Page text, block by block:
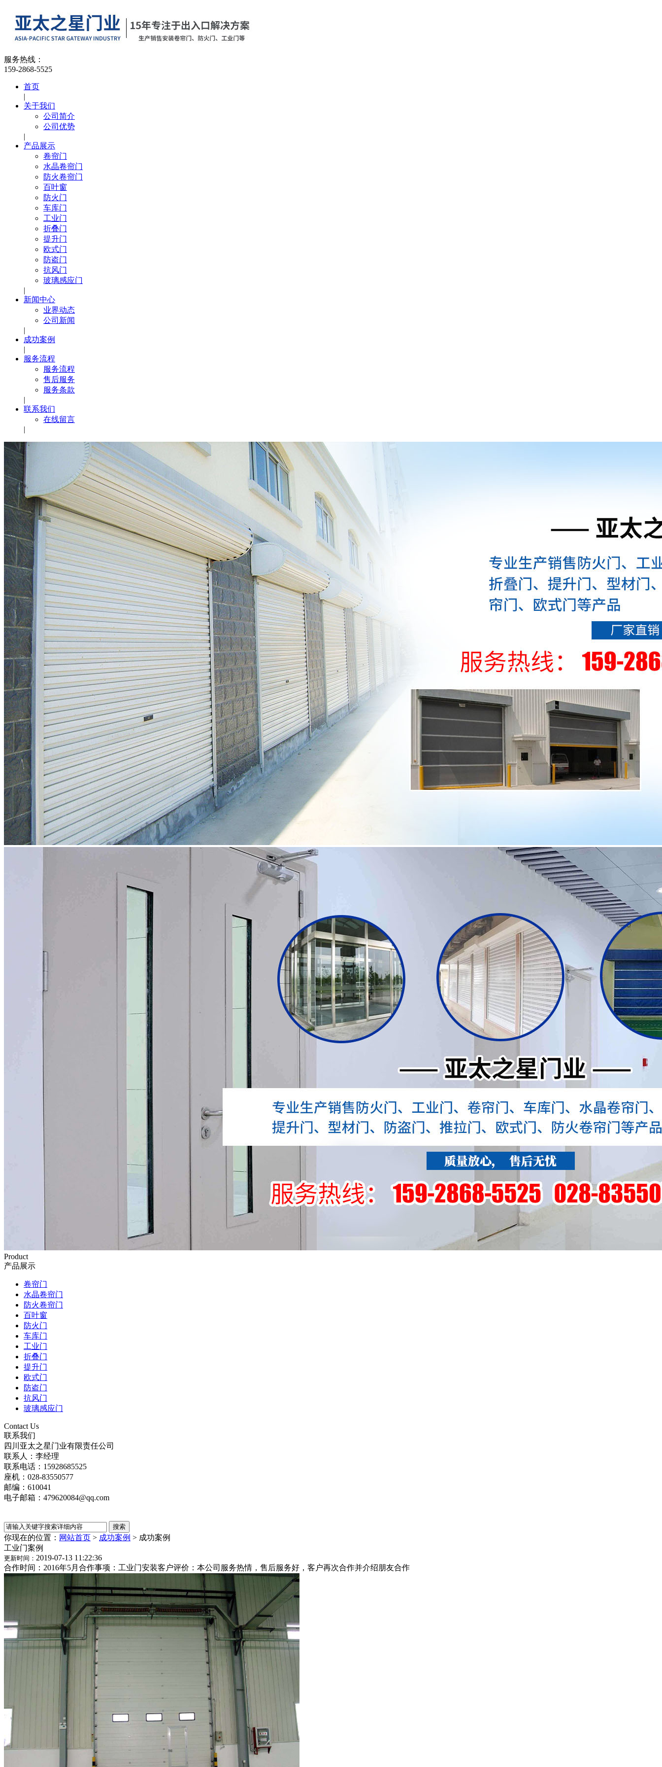
服务热线：
159-2868-5525
首页
|
关于我们
公司简介
公司优势
|
产品展示
卷帘门
水晶卷帘门
防火卷帘门
百叶窗
防火门
车库门
工业门
折叠门
提升门
欧式门
防盗门
抗风门
玻璃感应门
|
新闻中心
业界动态
公司新闻
|
成功案例
|
服务流程
服务流程
售后服务
服务条款
|
联系我们
在线留言
|
Product
产品展示
卷帘门
水晶卷帘门
防火卷帘门
百叶窗
防火门
车库门
工业门
折叠门
提升门
欧式门
防盗门
抗风门
玻璃感应门
Contact Us
联系我们
四川亚太之星门业有限责任公司
联系人：李经理
联系电话：15928685525
座机：028-83550577
邮编：610041
电子邮箱：479620084@qq.com
你现在的位置： 网站首页 > 成功案例 > 成功案例
工业门案例
更新时间： 2019-07-13 11:22:36
合作时间：2016年5月合作事项：工业门安装客户评价：本公司服务热情，售后服务好，客户再次合作并介绍朋友合作